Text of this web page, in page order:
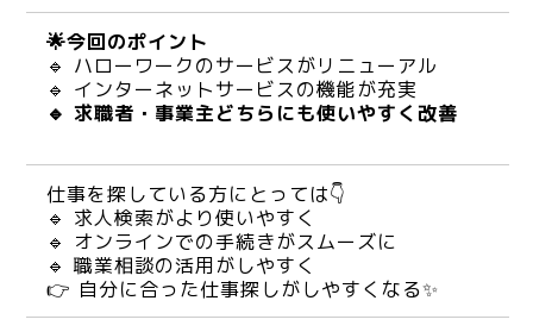
🌟今回のポイント
🔹 ハローワークのサービスがリニューアル
🔹 インターネットサービスの機能が充実
🔹 求職者・事業主どちらにも使いやすく改善
仕事を探している方にとっては👇
🔹 求人検索がより使いやすく
🔹 オンラインでの手続きがスムーズに
🔹 職業相談の活用がしやすく
👉 自分に合った仕事探しがしやすくなる✨